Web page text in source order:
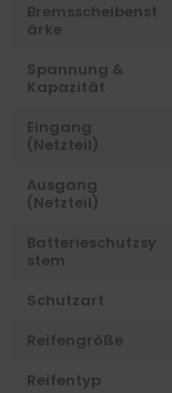
Bremsscheibenst
ärke
Spannung &
Kapazität
Eingang
(Netzteil)
Ausgang
(Netzteil)
Batterieschutzsy
stem
Schutzart
Reifengröße
Reifentyp